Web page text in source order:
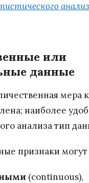
или
данные
мера
наиболее
анализа тип
признаки могут
(continuous),